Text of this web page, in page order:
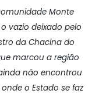
Monte
vazio deixado pelo
da Chacina do
marcou a região
não encontrou
o Estado se faz